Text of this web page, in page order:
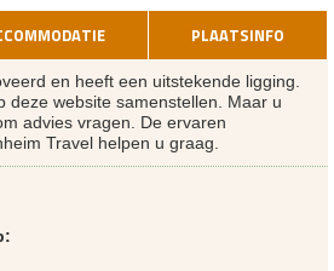
PLAATSINFO
en heeft een uitstekende ligging.
deze website samenstellen. Maar u
advies vragen. De ervaren
Travel helpen u graag.